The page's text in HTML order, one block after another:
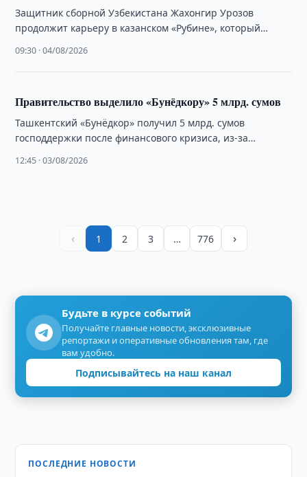
Защитник сборной Узбекистана Жахонгир Урозов
продолжит карьеру в казанском «Рубине», который
конца 2026 года.
09:30 · 04/08/2026
Правительство выделило «Бунёдкору» 5 млрд. сумов
Ташкентский «Бунёдкор» получил 5 млрд. сумов
господдержки после финансового кризиса, из-за
12:45 · 03/08/2026
‹ 1 2 3 … 776 ›
Будьте в курсе событий
Получайте главные новости, эксклюзивные
репортажи и оперативные обновления там, где
вам удобно.
Подписывайтесь на наш канал
ПОСЛЕДНИЕ НОВОСТИ